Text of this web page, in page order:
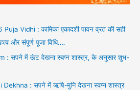
Vidhi : कामिका एकादशी पावन व्रत की सही
और संपूर्ण पूजा विधि….
: सपने में ऊंट देखना स्वप्न शास्त्र, के अनुसार शुभ-
: सपने में ऋषि-मुनि देखना स्वप्न शास्त्र